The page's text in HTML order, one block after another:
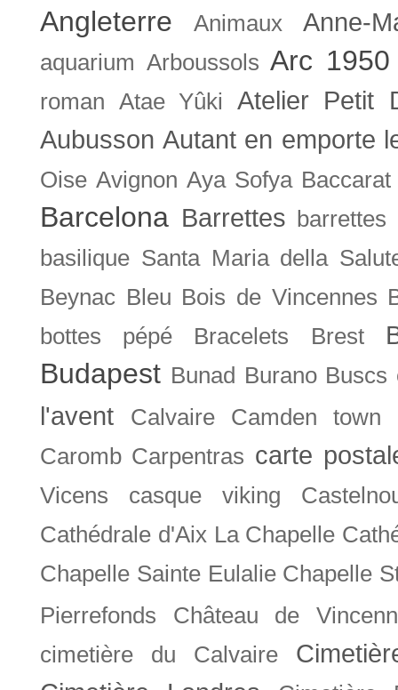
Angleterre Animaux Anne-
aquarium Arboussols Arc 1950
roman Atae Yûki
Atelier Petit
Aubusson Autant en emporte
Oise Avignon Aya Sofya Baccarat
Barcelona Barrettes barrettes
basilique Santa Maria della
Beynac Bleu Bois de Vincennes
bottes pépé
Bracelets Brest
Budapest Bunad Burano Buscs
l'avent Calvaire Camden town
Caromb Carpentras carte
Vicens casque viking
Cathédrale d'Aix La Chapelle
Chapelle Sainte Eulalie Chapelle
Pierrefonds
Château de
cimetière du Calvaire